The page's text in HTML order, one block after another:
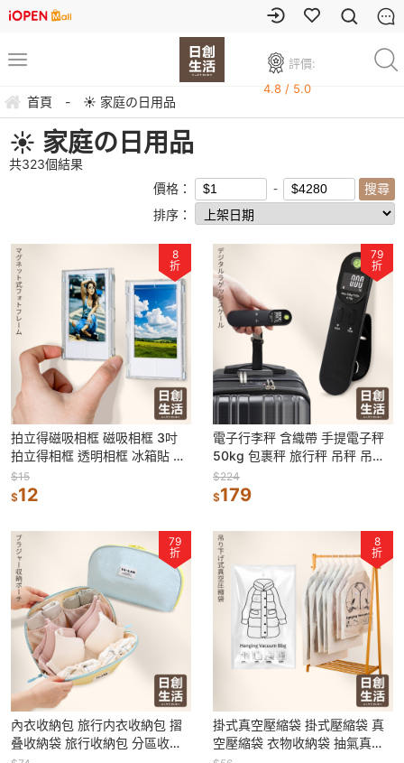
評價:
4.8 / 5.0
首頁 - ☀ 家庭の日用品
☀ 家庭の日用品
共323個結果
價格：
排序：
8
折
拍立得磁吸相框 磁吸相框 3吋
拍立得相框 透明相框 冰箱貼 磁
鐵 白板貼 相框 小卡相框
$15
$12
79
折
電子行李秤 含織帶 手提電子秤
50kg 包裹秤 旅行秤 吊秤 吊勾
秤 行李秤 手提秤 出國 秤
$224
$179
79
折
內衣收納包 旅行内衣收納包 摺
叠收納袋 旅行收納包 分區收納
8
折
掛式真空壓縮袋 掛式壓縮袋 真
空壓縮袋 衣物收納袋 抽氣真空